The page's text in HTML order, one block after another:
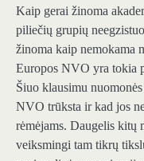
Kaip gerai žinoma
piliečių grupių
žinoma kaip nemokama
Europos NVO yra tokia
Šiuo klausimu
NVO trūksta ir kad jos
rėmėjams. Daugelis kitų
veiksmingi tam tikrų